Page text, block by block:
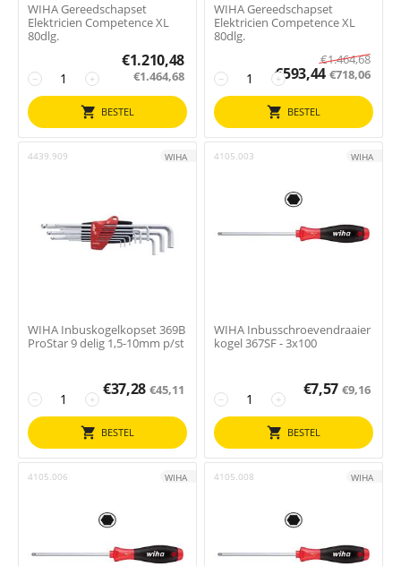
WIHA Gereedschapset
Elektricien Competence XL
80dlg.
+
−
€1.210,48
€1.464,68
BESTEL
WIHA Gereedschapset
Elektricien Competence XL
80dlg.
+
−
€1.464,68
€593,44 €718,06
BESTEL
4439.909 WIHA
WIHA Inbuskogelkopset 369B
ProStar 9 delig 1,5-10mm p/st
+
−
€37,28 €45,11
BESTEL
4105.003 WIHA
WIHA Inbusschroevendraaier
kogel 367SF - 3x100
+
−
€7,57 €9,16
BESTEL
4105.006 WIHA 4105.008 WIHA